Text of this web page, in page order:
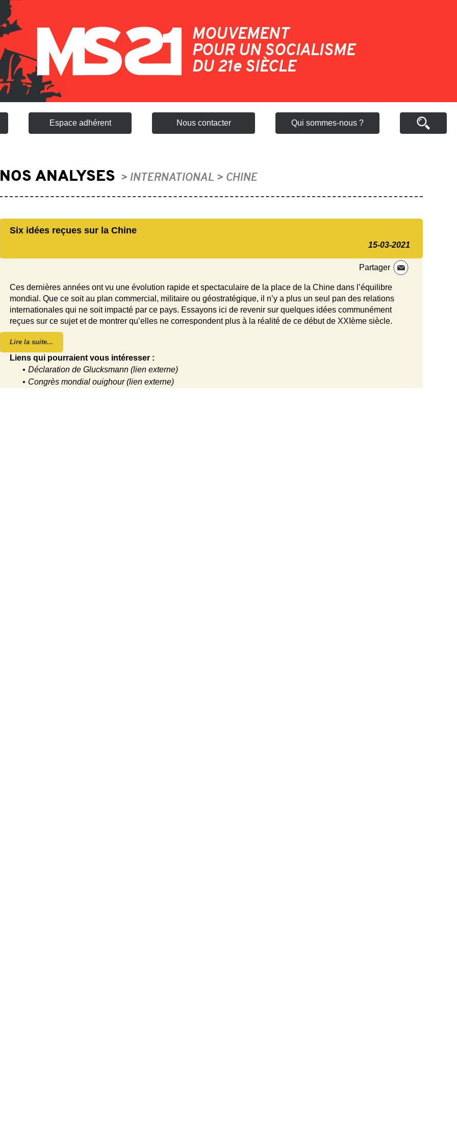
MOUVEMENT
POUR UN SOCIALISME
DU 21eSIÈCLE
Espace adhérent Nous contacter Qui sommes-nous ?
NOS ANALYSES > INTERNATIONAL > CHINE
Six idées reçues sur la Chine
15-03-2021
Partager
Ces dernières années ont vu une évolution rapide et spectaculaire de la place de la Chine dans l’équilibre
mondial. Que ce soit au plan commercial, militaire ou géostratégique, il n’y a plus un seul pan des relations
internationales qui ne soit impacté par ce pays. Essayons ici de revenir sur quelques idées communément
reçues sur ce sujet et de montrer qu’elles ne correspondent plus à la réalité de ce début de XXIème siècle.
Lire la suite...
Liens qui pourraient vous intéresser :
Déclaration de Glucksmann (lien externe)
Congrès mondial ouighour (lien externe)